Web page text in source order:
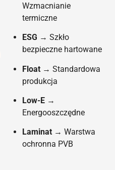
Wzmacnianie
termiczne
ESG → Szkło
bezpieczne hartowane
Float → Standardowa
produkcja
Low-E →
Energooszczędne
Laminat → Warstwa
ochronna PVB